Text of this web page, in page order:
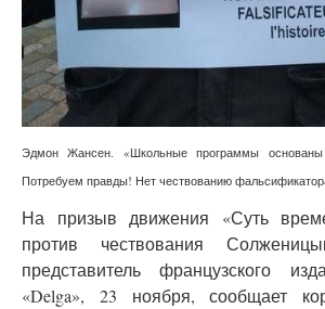
Эдмон Жансен. «Школьные программы
Потребуем правды! Нет чествованию
На призыв движения «Суть
против чествования
представитель французского
«Delga», 23 ноября, сообщает